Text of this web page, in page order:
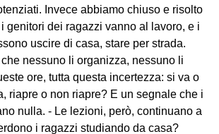
Invece abbiamo chiuso e risolto
genitori dei ragazzi vanno al lavoro, e i
uscire di casa, stare per strada.
nessuno li organizza, nessuno li
ore, tutta questa incertezza: si va o
riapre o non riapre? E un segnale che i
nulla. - Le lezioni, però, continuano a
i ragazzi studiando da casa?